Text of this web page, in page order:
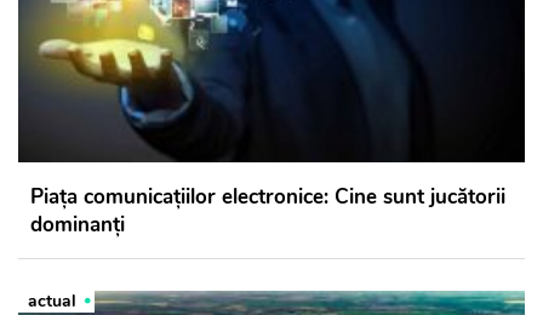
Piața comunicațiilor electronice: Cine sunt jucătorii
dominanți
actual